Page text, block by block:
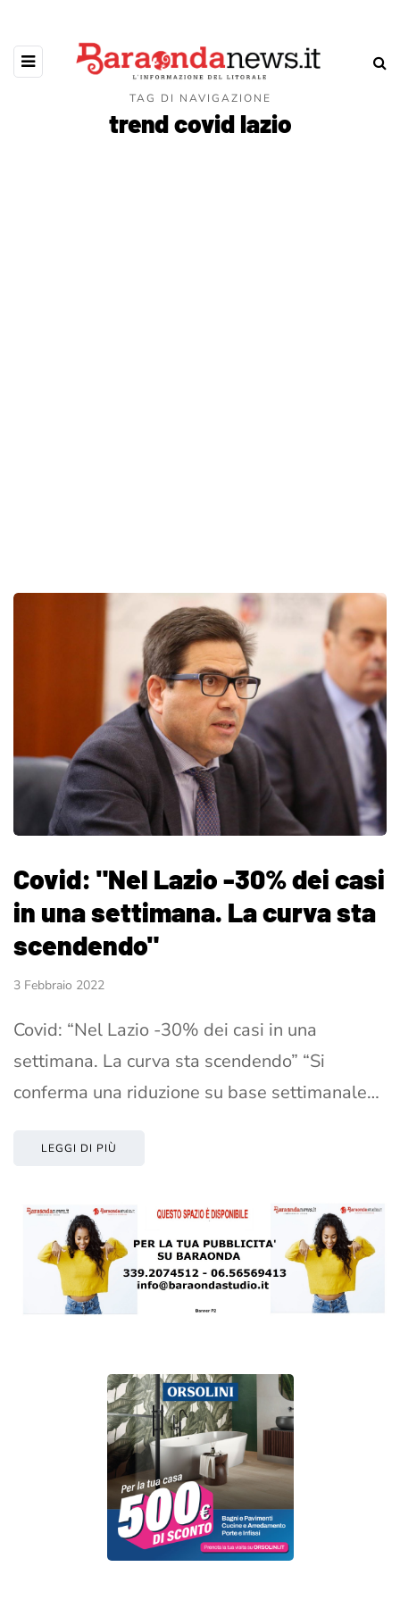
TAG DI NAVIGAZIONE
trend covid lazio
Covid: "Nel Lazio -30% dei casi
in una settimana. La curva sta
scendendo"
3 Febbraio 2022
Covid: “Nel Lazio -30% dei casi in una
settimana. La curva sta scendendo” “Si
conferma una riduzione su base settimanale…
LEGGI DI PIÙ